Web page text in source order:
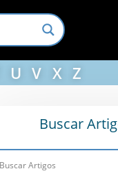
U V X Z
Buscar